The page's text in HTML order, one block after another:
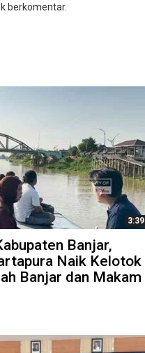
berkomentar.
3:39
Banjar,
Naik Kelotok
Banjar dan Makam